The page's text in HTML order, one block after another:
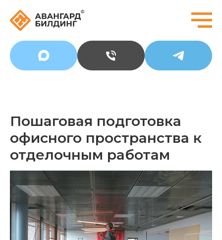
Пошаговая подготовка
офисного пространства к
отделочным работам